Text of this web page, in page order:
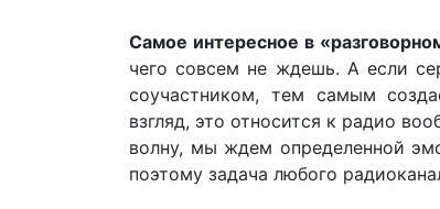
Самое интересное в
чего совсем не ждешь. А если
соучастником, тем самым
взгляд, это относится к радио
волну, мы ждем определенной
поэтому задача любого